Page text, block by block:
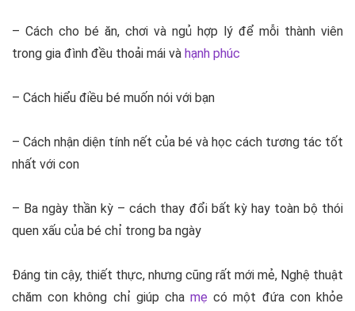
– Cách cho bé ăn, chơi và ngủ hợp lý để mỗi thành viên
trong gia đình đều thoải mái và hạnh phúc
– Cách hiểu điều bé muốn nói với bạn
– Cách nhận diện tính nết của bé và học cách tương tác tốt
nhất với con
– Ba ngày thần kỳ – cách thay đổi bất kỳ hay toàn bộ thói
quen xấu của bé chỉ trong ba ngày
Đáng tin cậy, thiết thực, nhưng cũng rất mới mẻ, Nghệ thuật
chăm con không chỉ giúp chamẹ có một đứa con khỏe